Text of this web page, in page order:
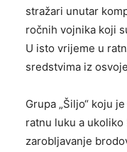
stražari unutar
ročnih vojnika koji
U isto vrijeme u
sredstvima iz
Grupa „Šiljo“ koju
ratnu luku a
zarobljavanje